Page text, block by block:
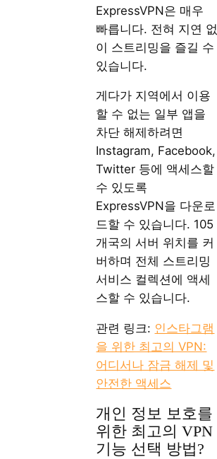
ExpressVPN은 매우
빠릅니다. 전혀 지연 없
이 스트리밍을 즐길 수
있습니다.
게다가 지역에서 이용
할 수 없는 일부 앱을
차단 해제하려면
Instagram, Facebook,
Twitter 등에 액세스할
수 있도록
ExpressVPN을 다운로
드할 수 있습니다. 105
개국의 서버 위치를 커
버하며 전체 스트리밍
서비스 컬렉션에 액세
스할 수 있습니다.
관련 링크: 인스타그램
을 위한 최고의 VPN:
어디서나 잠금 해제 및
안전한 액세스
개인 정보 보호를
위한 최고의 VPN
기능 선택 방법?